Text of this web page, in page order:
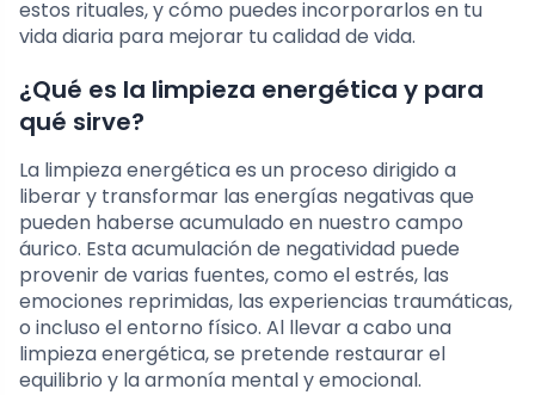
estos rituales, y cómo puedes incorporarlos en tu
vida diaria para mejorar tu calidad de vida.
¿Qué es la limpieza energética y para
qué sirve?
La limpieza energética es un proceso dirigido a
liberar y transformar las energías negativas que
pueden haberse acumulado en nuestro campo
áurico. Esta acumulación de negatividad puede
provenir de varias fuentes, como el estrés, las
emociones reprimidas, las experiencias traumáticas,
o incluso el entorno físico. Al llevar a cabo una
limpieza energética, se pretende restaurar el
equilibrio y la armonía mental y emocional.